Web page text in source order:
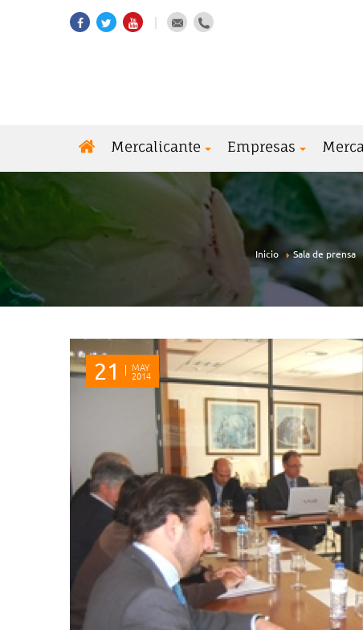
Mercalicante Empresas
Inicio Sala de prensa
21 MAY
2014